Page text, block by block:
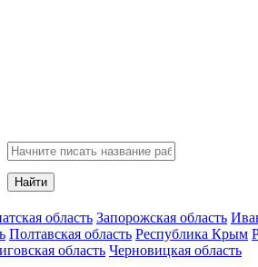
Найти
область Запорожская область
Полтавская область Республика Крым
область Черновицкая область